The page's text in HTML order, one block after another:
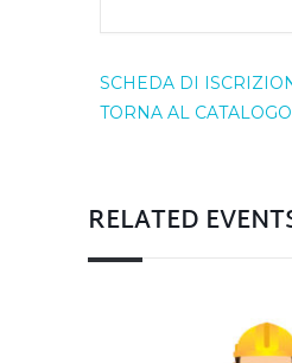
SCHEDA DI
TORNA AL CATALOGO
RELATED